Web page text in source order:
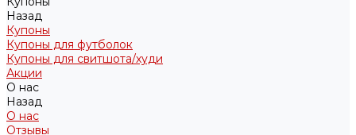
Назад
Купоны
Купоны для футболок
Купоны для свитшота/худи
Акции
О нас
Назад
О нас
Отзывы